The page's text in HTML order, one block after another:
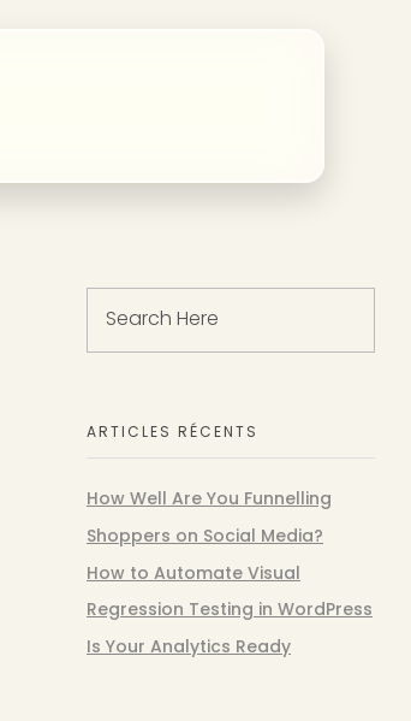
ARTICLES RÉCENTS
How Well Are You Funnelling
Shoppers on Social Media?
How to Automate Visual
Regression Testing in WordPress
Is Your Analytics Ready